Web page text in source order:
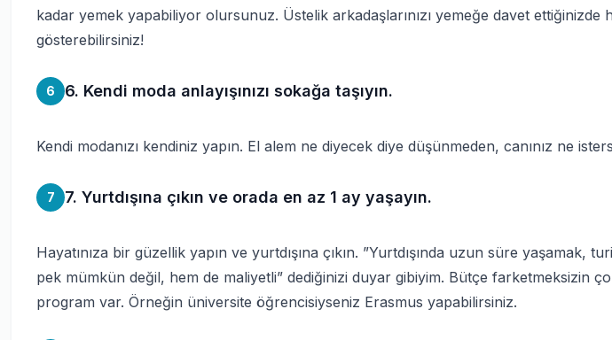
kadar yemek yapabiliyor olursunuz. Üstelik arkadaşlarınızı yemeğe davet ettiğinizde
gösterebilirsiniz!
6 6. Kendi moda anlayışınızı sokağa taşıyın.
Kendi modanızı kendiniz yapın. El alem ne diyecek diye düşünmeden, canınız ne
7 7. Yurtdışına çıkın ve orada en az 1 ay yaşayın.
Hayatınıza bir güzellik yapın ve yurtdışına çıkın. ”Yurtdışında uzun süre yaşamak,
pek mümkün değil, hem de maliyetli” dediğinizi duyar gibiyim. Bütçe farketmeksizin
program var. Örneğin üniversite öğrencisiyseniz Erasmus yapabilirsiniz.